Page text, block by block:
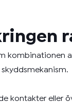
kombinationen
kontakter eller